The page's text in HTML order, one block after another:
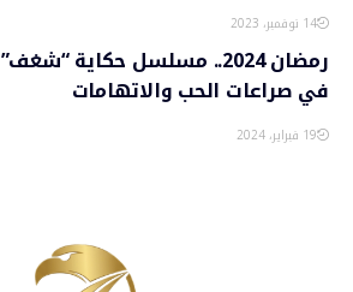
14 نوفمبر، 2023
رمضان 2024.. مسلسل حكاية “شغف”
في صراعات الحب والاتهامات
19 فبراير، 2024